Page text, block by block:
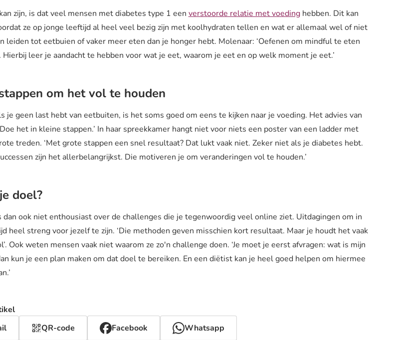
zijn, is dat veel mensen met diabetes type 1 een verstoorde relatie met voedinghebben. Dit kan
ze op jonge leeftijd al heel veel bezig zijn met koolhydraten tellen en wat er allemaal wel of niet
leiden tot eetbuien of vaker meer eten dan je honger hebt. Molenaar: ‘Oefenen om mindful te eten
Hierbij leer je aandacht te hebben voor wat je eet, waarom je eet en op welk moment je eet.’
om het vol te houden
je geen last hebt van eetbuiten, is het soms goed om eens te kijken naar je voeding. Het advies van
het in kleine stappen.’ In haar spreekkamer hangt niet voor niets een poster van een ladder met
treden. ‘Met grote stappen een snel resultaat? Dat lukt vaak niet. Zeker niet als je diabetes hebt.
zijn het allerbelangrijkst. Die motiveren je om veranderingen vol te houden.’
doel?
dan ook niet enthousiast over de challenges die je tegenwoordig veel online ziet. Uitdagingen om in
heel streng voor jezelf te zijn. ‘Die methoden geven misschien kort resultaat. Maar je houdt het vaak
Ook weten mensen vaak niet waarom ze zo'n challenge doen. ‘Je moet je eerst afvragen: wat is mijn
kun je een plan maken om dat doel te bereiken. En een diëtist kan je heel goed helpen om hiermee
QR-code Facebook Whatsapp